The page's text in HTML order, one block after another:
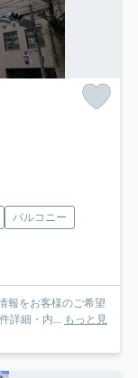
バルコニー
報をお客様のご希望
詳細・内... もっと見